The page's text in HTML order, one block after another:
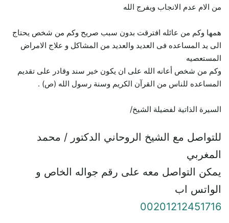
من الام عدم الانجاب ويفرج الله
همها وكم من عائله افترقت بدون سبب صريح وكم من شخص يحتاج
الى يد المساعده فى العديد والعديد من المشاكل و علاج الامراض
المستعصيه
وكم من شخص أعانه الله على ان يكون خير سند وقادر على تقديم
المساعده للناس من القرآن الكريم وسنة رسول الله (ص) .
السيرة الذاتية لفضيلة الشيخ/
للتواصل مع الشيخ الروحاني الدكتور / محمد
المغربي
يمكن التواصل معه على رقم جواله الخاص و
الواتس اب
00201212451716